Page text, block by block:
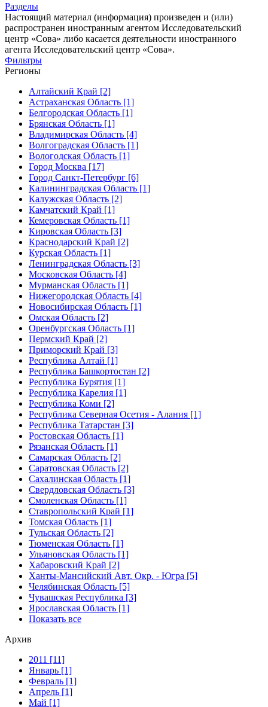
Разделы
Настоящий материал (информация) произведен и (или)
распространен иностранным агентом Исследовательский
центр «Сова» либо касается деятельности иностранного
агента Исследовательский центр «Сова».
Фильтры
Регионы
Алтайский Край [2]
Астраханская Область [1]
Белгородская Область [1]
Брянская Область [1]
Владимирская Область [4]
Волгоградская Область [1]
Вологодская Область [1]
Город Москва [17]
Город Санкт-Петербург [6]
Калининградская Область [1]
Калужская Область [2]
Камчатский Край [1]
Кемеровская Область [1]
Кировская Область [3]
Краснодарский Край [2]
Курская Область [1]
Ленинградская Область [3]
Московская Область [4]
Мурманская Область [1]
Нижегородская Область [4]
Новосибирская Область [1]
Омская Область [2]
Оренбургская Область [1]
Пермский Край [2]
Приморский Край [3]
Республика Алтай [1]
Республика Башкортостан [2]
Республика Бурятия [1]
Республика Карелия [1]
Республика Коми [2]
Республика Северная Осетия - Алания [1]
Республика Татарстан [3]
Ростовская Область [1]
Рязанская Область [1]
Самарская Область [2]
Саратовская Область [2]
Сахалинская Область [1]
Свердловская Область [3]
Смоленская Область [1]
Ставропольский Край [1]
Томская Область [1]
Тульская Область [2]
Тюменская Область [1]
Ульяновская Область [1]
Хабаровский Край [2]
Ханты-Мансийский Авт. Окр. - Югра [5]
Челябинская Область [5]
Чувашская Республика [3]
Ярославская Область [1]
Показать все
Архив
2011 [11]
Январь [1]
Февраль [1]
Апрель [1]
Май [1]